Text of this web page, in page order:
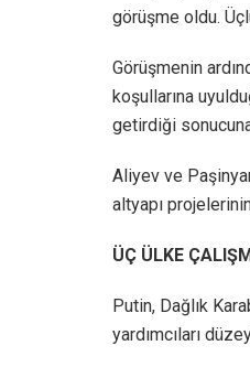
görüşme oldu.
Görüşmenin
koşullarına
getirdiği
Aliyev ve
altyapı
ÜÇ ÜLKE
Putin, Dağlık
yardımcıları